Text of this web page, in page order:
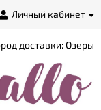
Личный кабинет
доставки:Озеры